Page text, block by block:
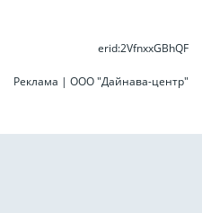
erid:2VfnxxGBhQF
Реклама | ООО "Дайнава-центр"